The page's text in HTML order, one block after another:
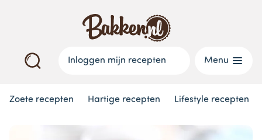
Inloggen mijn recepten Menu
Zoete recepten Hartige recepten Lifestyle recepten